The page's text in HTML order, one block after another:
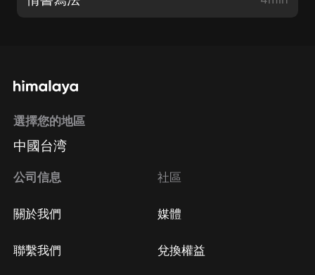
選擇您的地區
中國台湾
公司信息
關於我們
聯繫我們
社區
媒體
兌換權益